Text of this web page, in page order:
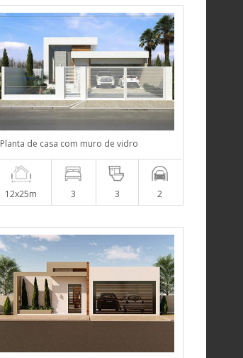
Planta de casa com muro de vidro
12x25m 3 3 2